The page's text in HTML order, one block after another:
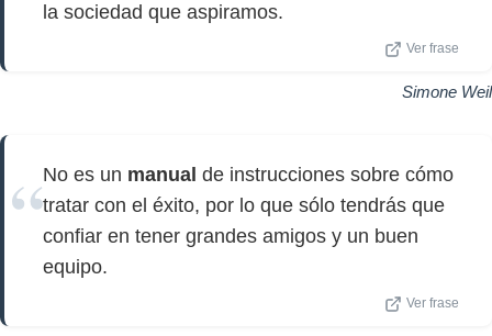
la sociedad que aspiramos.
Ver frase
Simone Weil
No es un manual de instrucciones sobre cómo
tratar con el éxito, por lo que sólo tendrás que
confiar en tener grandes amigos y un buen
equipo.
Ver frase